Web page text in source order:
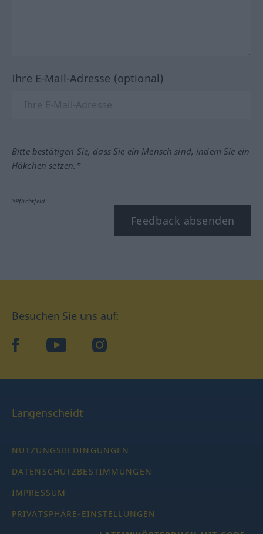
Ihre E-Mail-Adresse (optional)
Bitte bestätigen Sie, dass Sie ein Mensch sind, indem Sie ein
Häkchen setzen.*
*Pflichtfeld
Feedback absenden
Besuchen Sie uns auf:
facebookYouTube Instagram
Langenscheidt
NUTZUNGSBEDINGUNGEN
DATENSCHUTZBESTIMMUNGEN
IMPRESSUM
PRIVATSPHÄRE-EINSTELLUNGEN